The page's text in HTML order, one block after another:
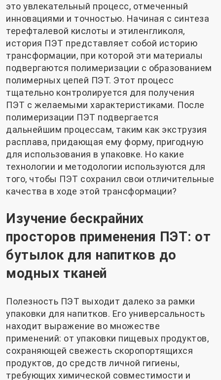
это увлекательный процесс, отмеченный
инновациями и точностью. Начиная с синтеза
терефталевой кислоты и этиленгликоля,
история ПЭТ представляет собой историю
трансформации, при которой эти материалы
подвергаются полимеризации с образованием
полимерных цепей ПЭТ. Этот процесс
тщательно контролируется для получения
ПЭТ с желаемыми характеристиками. После
полимеризации ПЭТ подвергается
дальнейшим процессам, таким как экструзия
расплава, придающая ему форму, пригодную
для использования в упаковке. Но какие
технологии и методологии используются для
того, чтобы ПЭТ сохранил свои отличительные
качества в ходе этой трансформации?
Изучение бескрайних
просторов применения ПЭТ: от
бутылок для напитков до
модных тканей
Полезность ПЭТ выходит далеко за рамки
упаковки для напитков. Его универсальность
находит выражение во множестве
применений: от упаковки пищевых продуктов,
сохраняющей свежесть скоропортящихся
продуктов, до средств личной гигиены,
требующих химической совместимости и